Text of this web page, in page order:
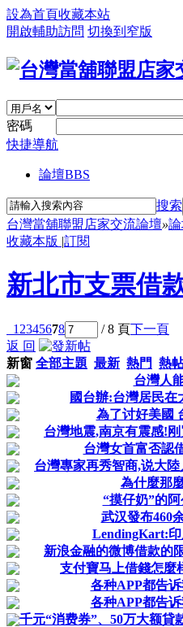
設為首頁收藏本站
開啟輔助訪問 切換到窄版
密碼
快捷導航
論壇BBS
搜索
台灣當舖聯盟店家交流論壇»
收藏本版 |訂閱
新北市支票借
1 2345678 / 8 頁下一頁
返 回
新窗 全部主題 最新 熱門 熱
台灣人
國台辦:台灣居民
為了讨好美國
台灣地震,南京有震感!
台灣女首富否認
台灣專家再秀智商,说大
為什麼那
“摸仔奶”的
武汉發布460
LendingKart:
新浪金融的微博借款的
支付寶马上借錢怎麼
各种APP都告
各种APP都告
千元“消费券”、50万大额